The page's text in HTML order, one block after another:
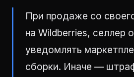
При продаже со
на Wildberries, селлер
уведомлять
сборки. Иначе —